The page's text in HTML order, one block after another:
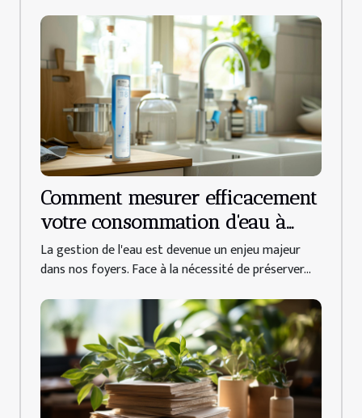
Comment mesurer efficacement
votre consommation d'eau à
domicile
La gestion de l'eau est devenue un enjeu majeur
dans nos foyers. Face à la nécessité de préserver...